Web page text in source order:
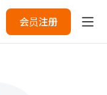
会员注册